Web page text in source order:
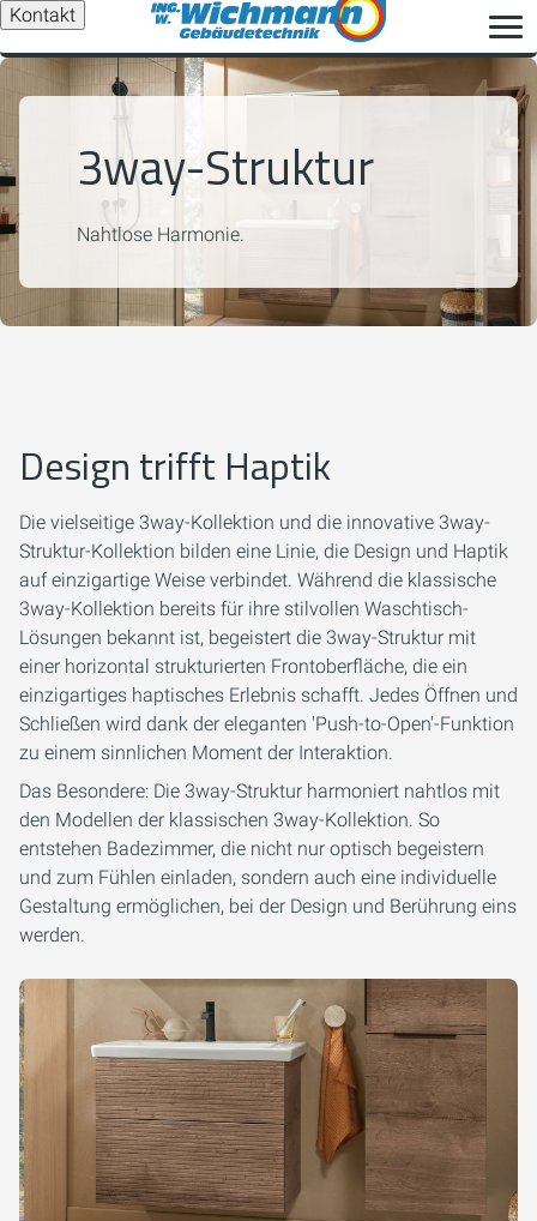
Kontakt
3way-Struktur
Nahtlose Harmonie.
Design trifft Haptik
Die vielseitige 3way-Kollektion und die innovative 3way-
Struktur-Kollektion bilden eine Linie, die Design und Haptik
auf einzigartige Weise verbindet. Während die klassische
3way-Kollektion bereits für ihre stilvollen Waschtisch-
Lösungen bekannt ist, begeistert die 3way-Struktur mit
einer horizontal strukturierten Frontoberfläche, die ein
einzigartiges haptisches Erlebnis schafft. Jedes Öffnen und
Schließen wird dank der eleganten 'Push-to-Open'-Funktion
zu einem sinnlichen Moment der Interaktion.
Das Besondere: Die 3way-Struktur harmoniert nahtlos mit
den Modellen der klassischen 3way-Kollektion. So
entstehen Badezimmer, die nicht nur optisch begeistern
und zum Fühlen einladen, sondern auch eine individuelle
Gestaltung ermöglichen, bei der Design und Berührung eins
werden.